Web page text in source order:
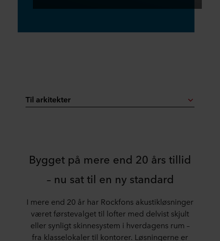
Til arkitekter
Bygget på mere end 20 års tillid
– nu sat til en ny standard
I mere end 20 år har Rockfons akustikløsninger
været førstevalget til lofter med delvist skjult
eller synligt skinnesystem i hverdagens rum –
fra klasselokaler til kontorer. Løsningerne er